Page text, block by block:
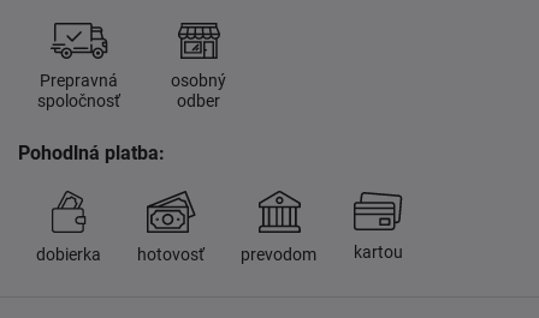
Prepravná
spoločnosť
osobný
odber
Pohodlná platba:
dobierka hotovosť prevodom kartou